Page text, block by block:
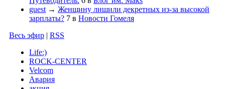
guest → Женщину лишили декретных из-за высокой
зарплаты? 7 в Новости Гомеля
Весь эфир | RSS
Life:)
ROCK-CENTER
Velcom
Авария